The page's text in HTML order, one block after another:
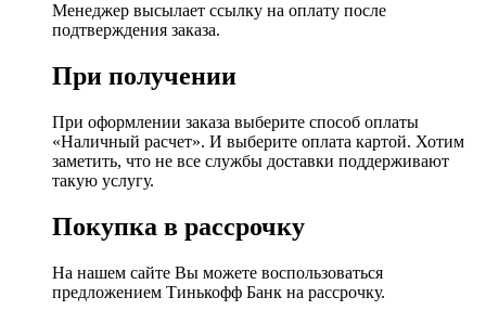
Менеджер высылает ссылку на оплату после
подтверждения заказа.
При получении
При оформлении заказа выберите способ оплаты
«Наличный расчет». И выберите оплата картой. Хотим
заметить, что не все службы доставки поддерживают
такую услугу.
Покупка в рассрочку
На нашем сайте Вы можете воспользоваться
предложением Тинькофф Банк на рассрочку.